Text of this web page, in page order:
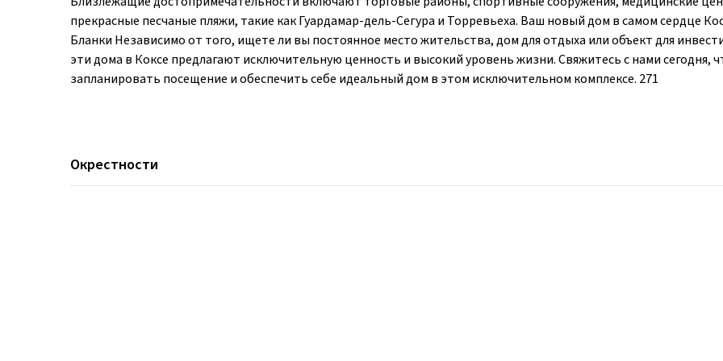
прекрасные песчаные пляжи, такие как Гуардамар-дель-Сегура и Торревьеха. Ваш новый дом в самом сердце
Бланки Независимо от того, ищете ли вы постоянное место жительства, дом для отдыха или объект для
эти дома в Коксе предлагают исключительную ценность и высокий уровень жизни. Свяжитесь с нами сегодня,
запланировать посещение и обеспечить себе идеальный дом в этом исключительном комплексе. 271
Окрестности